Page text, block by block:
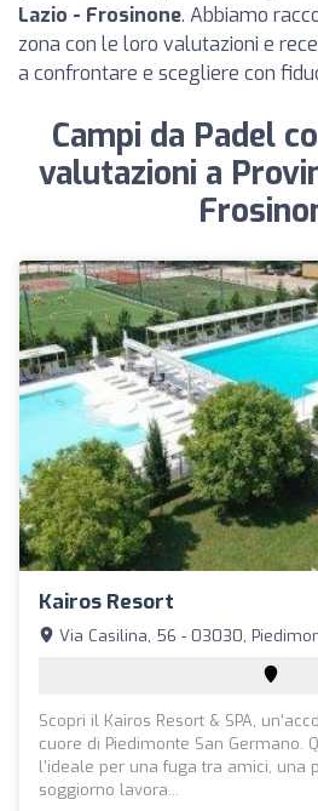
Lazio - Frosinone. Abbiamo
zona con le loro valutazioni e
a confrontare e scegliere con
Campi da Padel
valutazioni a
Kairos Resort
Via Casilina, 56 - 03030,
Scopri il Kairos Resort & SPA,
cuore di Piedimonte San Germano.
l'ideale per una fuga tra amici, una
soggiorno lavora...